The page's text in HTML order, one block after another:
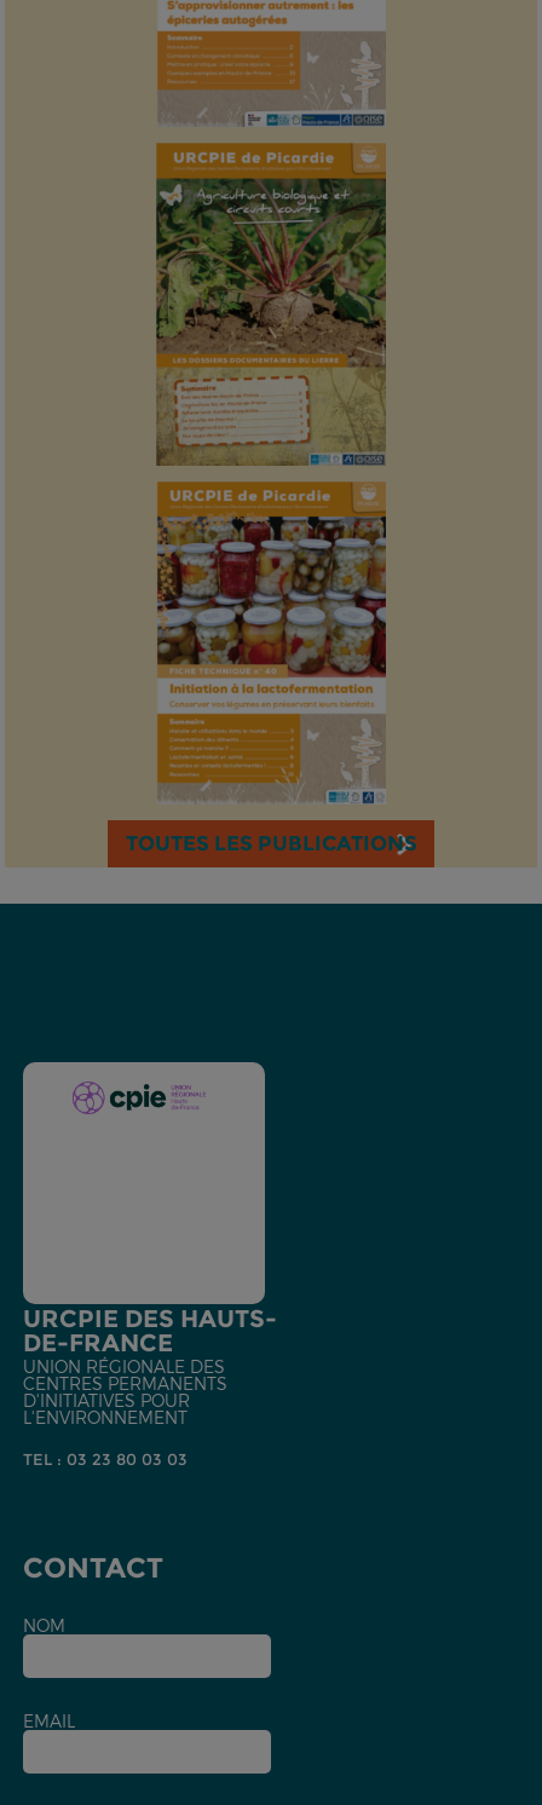
TOUTES LES PUBLICATIONS
URCPIE DES HAUTS-
DE-FRANCE
UNION RÉGIONALE DES
CENTRES PERMANENTS
D'INITIATIVES POUR
L'ENVIRONNEMENT
TEL : 03 23 80 03 03
CONTACT
NOM
EMAIL